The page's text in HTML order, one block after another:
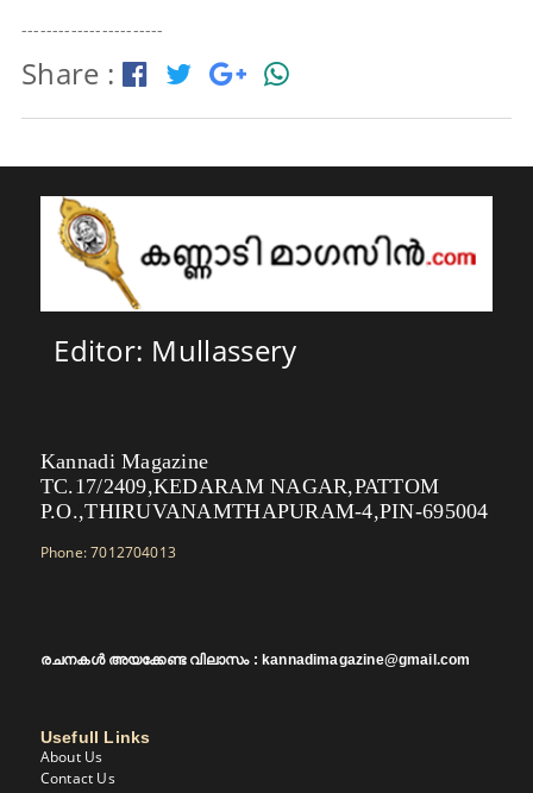
-----------------------
Share :
Editor: Mullassery
Kannadi Magazine
TC.17/2409,KEDARAM NAGAR,PATTOM
P.O.,THIRUVANAMTHAPURAM-4,PIN-695004
Phone: 7012704013
രചനകൾ അയക്കേണ്ട വിലാസം : kannadimagazine@gmail.com
Usefull Links
About Us
Contact Us